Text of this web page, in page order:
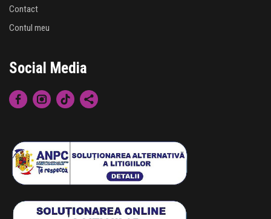
Contact
Contul meu
Social Media